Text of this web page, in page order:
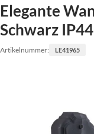
Elegante
Schwarz
Artikelnummer: LE41965